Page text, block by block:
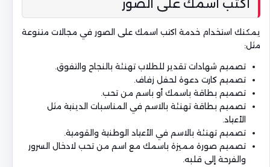
اكتب اسمك على الصور
يمكنك استخدام خدمة اكتب اسمك على الصور في مجالات متنوعة
مثل:
تصميم شهادات تقدير للطلاب تهنئة بالنجاح والتفوق.
تصميم كارت دعوة لحفل زفاف.
تصميم بطاقة باسمك أو باسم من تحب.
تصميم بطاقة تهنئة بالاسم في المناسبات الدينية مثل
الأعياد.
تصميم تهنئة بالاسم في الأعياد الوطنية والقومية.
تصميم صورة مميزة باسمك مع اسم من تحب لادخال السرور
والفرحة إلى قلبه.